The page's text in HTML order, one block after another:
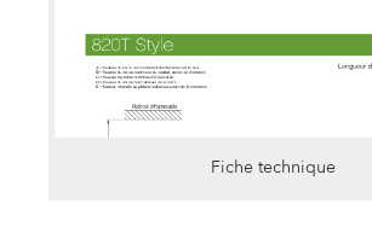
Fiche technique